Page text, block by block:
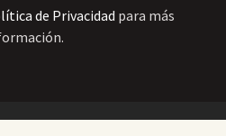
de Privacidad para más